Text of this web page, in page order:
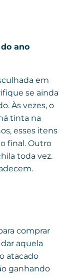
ano
em
se ainda
Às vezes, o
tinta na
esses itens
final. Outro
toda vez.
comprar
aquela
atacado
ganhando